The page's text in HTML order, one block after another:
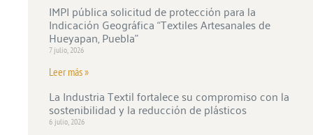
IMPI pública solicitud de protección para la
Indicación Geográfica “Textiles Artesanales de
Hueyapan, Puebla”
7 julio, 2026
Leer más »
La Industria Textil fortalece su compromiso con la
sostenibilidad y la reducción de plásticos
6 julio, 2026